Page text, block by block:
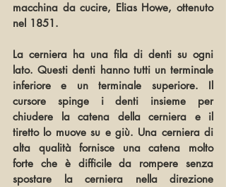
macchina da cucire, Elias Howe, ottenuto
nel 1851.
La cerniera ha una fila di denti su ogni
lato. Questi denti hanno tutti un terminale
inferiore e un terminale superiore. Il
cursore spinge i denti insieme per
chiudere la catena della cerniera e il
tiretto lo muove su e giù. Una cerniera di
alta qualità fornisce una catena molto
forte che è difficile da rompere senza
spostare la cerniera nella direzione